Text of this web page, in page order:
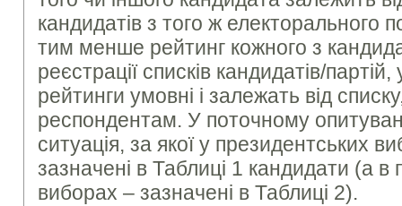
кандидатів з того ж електорального
тим менше рейтинг кожного з
реєстрації списків кандидатів/
рейтинги умовні і залежать від
респондентам. У поточному
ситуація, за якої у президентських
зазначені в Таблиці 1 кандидати (а в
виборах – зазначені в Таблиці 2).